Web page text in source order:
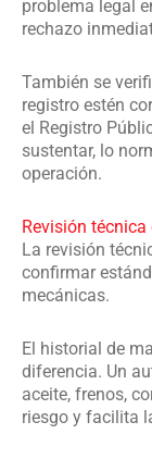
problema legal
rechazo
También se
registro estén
el Registro
sustentar, lo
operación.
Revisión
La revisión
confirmar
mecánicas.
El historial de
diferencia. Un
aceite, frenos,
riesgo y facilita